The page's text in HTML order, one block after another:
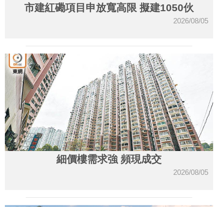
市建紅磡項目申放寬高限 擬建1050伙
2026/08/05
細價樓需求強 頻現成交
2026/08/05